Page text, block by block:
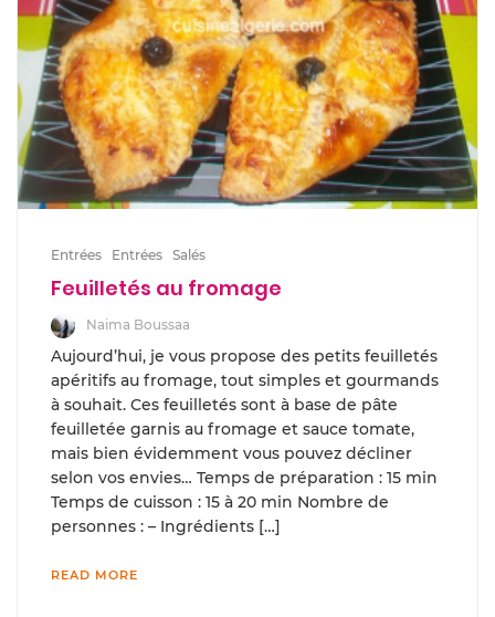
Entrées Entrées Salés
Feuilletés au fromage
Naima Boussaa
Aujourd’hui, je vous propose des petits feuilletés
apéritifs au fromage, tout simples et gourmands
à souhait. Ces feuilletés sont à base de pâte
feuilletée garnis au fromage et sauce tomate,
mais bien évidemment vous pouvez décliner
selon vos envies… Temps de préparation : 15 min
Temps de cuisson : 15 à 20 min Nombre de
personnes : – Ingrédients […]
READ MORE